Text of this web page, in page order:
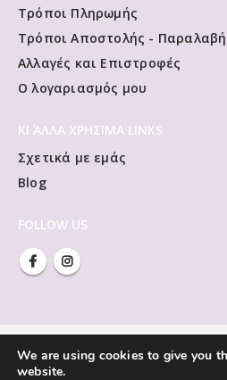
Τρόποι Πληρωμής
Τρόποι Αποστολής -
Αλλαγές και Επιστροφές
Ο λογαριασμός μου
ΚΙ ΆΛΛΑ ΧΡΗΣΙΜΑ LINKS
Σχετικά με εμάς
Blog
FOLLOW US
We are using cookies to give you
website.